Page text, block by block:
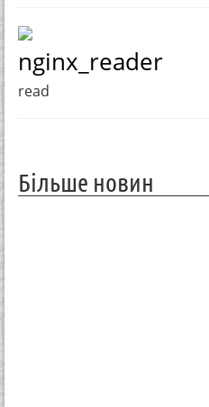
nginx_reader
read
Більше новин